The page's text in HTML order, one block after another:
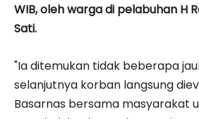
WIB, oleh warga di pelabuhan H
Sati.
"Ia ditemukan tidak beberapa
selanjutnya korban langsung
Basarnas bersama masyarakat